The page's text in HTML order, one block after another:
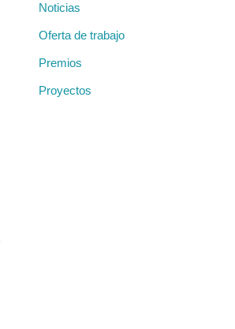
Noticias
Oferta de trabajo
Premios
Proyectos